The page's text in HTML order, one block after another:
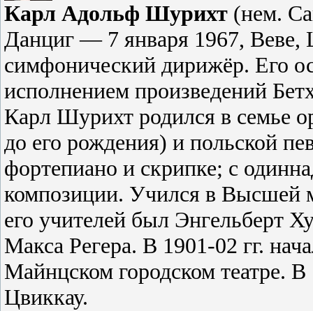
Карл Адольф Шурихт (нем.
Данциг — 7 января 1967,
симфонический дирижёр. Его
исполнением произведений
Карл Шурихт родился в семье
до его рождения) и польской
фортепиано и скрипке; с
композиции. Учился в Высшей
его учителей был Энгельберт
Макса Регера. В 1901-02 гг.
Майнцском городском театре.
Цвиккау.